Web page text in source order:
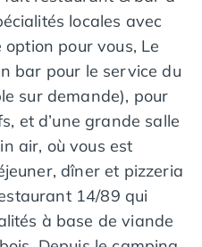
Landes
locales avec
pour vous, Le
bar pour le service du
sur demande), pour
et d’une grande salle
air, où vous est
dîner et pizzeria
14/89 qui
à base de viande